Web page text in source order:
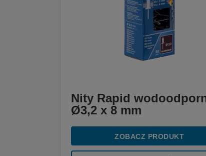
Nity Rapid
Ø3,2 x 8 mm
ZOBACZ PRODUKT